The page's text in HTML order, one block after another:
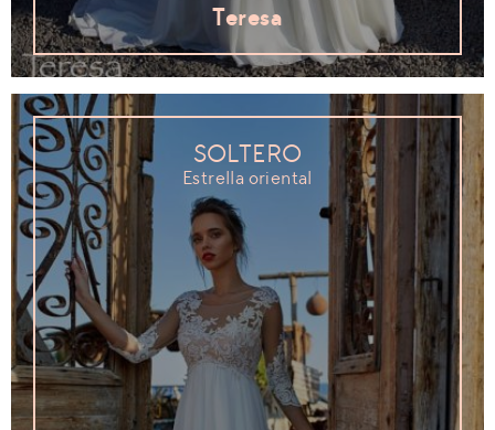
Teresa
SOLTERO
Estrella oriental